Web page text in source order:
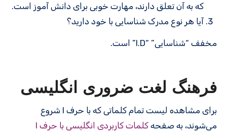
که به آن تعلق دارند، مهارت خوبی برای دانش آموز است.
آیا هر نوع مدرک شناسایی با خود دارید؟
مخفف “شناسایی” “I.D” است.
فرهنگ لغت ضروری انگلیسی
برای مشاهده لیست تمام کلماتی که با حرف I شروع
می‌شوند، به صفحه کلمات کاربردی انگلیسی با حرف I